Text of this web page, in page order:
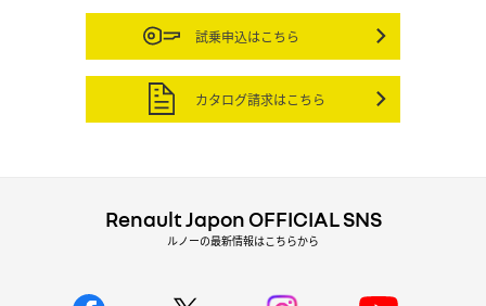
試乗申込はこちら
カタログ請求はこちら
Renault Japon OFFICIAL SNS
ルノーの最新情報はこちらから